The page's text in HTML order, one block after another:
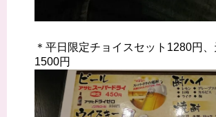
＊平日限定チョイスセット1280円、
1500円